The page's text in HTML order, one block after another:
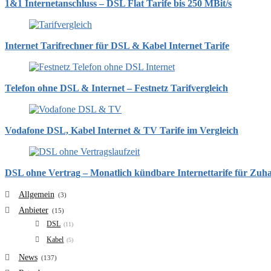
1&1 Internetanschluss – DSL Flat Tarife bis 250 MBit/s
Internet Tarifrechner für DSL & Kabel Internet Tarife
Telefon ohne DSL & Internet – Festnetz Tarifvergleich
Vodafone DSL, Kabel Internet & TV Tarife im Vergleich
DSL ohne Vertrag – Monatlich kündbare Internettarife für
Allgemein (3)
Anbieter (15)
DSL (11)
Kabel (5)
News (137)